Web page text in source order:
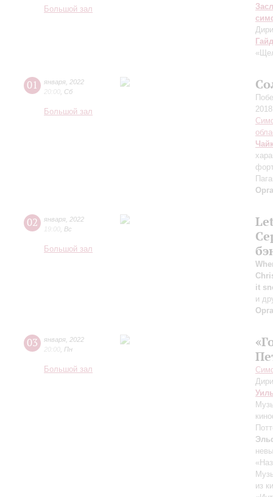
Большой зал
01 января 2022
20:00 Сб
Большой зал
2018
02 января 2022
19:00 Вс
Большой зал
it
и
03 января 2022
20:00 Пн
Большой зал
из